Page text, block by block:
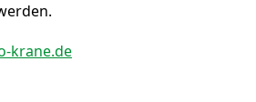
krane.de